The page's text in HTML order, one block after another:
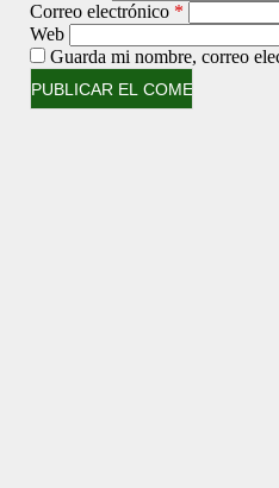
Correo electrónico *
Web
Guarda mi nombre, correo